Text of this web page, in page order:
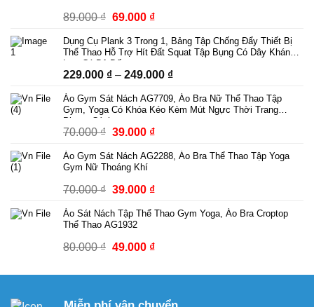
89.000₫ Giá
là:
89.000 ₫.
69.000 ₫Giá
tại
69.000 ₫.
Dụng Cụ Plank 3 Trong 1, Bảng Tập Chống Đẩy Thiết Bị
Thể Thao Hỗ Trợ Hít Đất Squat Tập Bụng Có Dây Kháng
Lực Có Bộ Đếm
229.000 ₫ – 249.000 ₫Khoảng
từ
229.000 ₫
Áo Gym Sát Nách AG7709, Áo Bra Nữ Thể Thao Tập
Gym, Yoga Có Khóa Kéo Kèm Mút Ngực Thời Trang
Phong Cách
70.000₫ Giá
là:
70.000 ₫.
39.000 ₫Giá
tại
39.000 ₫.
Áo Gym Sát Nách AG2288, Áo Bra Thể Thao Tập Yoga
Gym Nữ Thoáng Khí
70.000₫ Giá
là:
39.000 ₫Giá
tại
39.000 ₫.
Áo Sát Nách Tập Thể Thao Gym Yoga, Áo Bra Croptop
Thể Thao AG1932
80.000₫ Giá
là:
49.000 ₫Giá
tại